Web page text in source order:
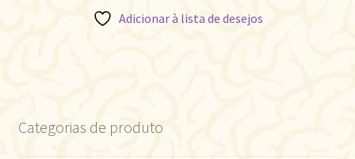
Adicionar à lista de desejos
Categorias de produto